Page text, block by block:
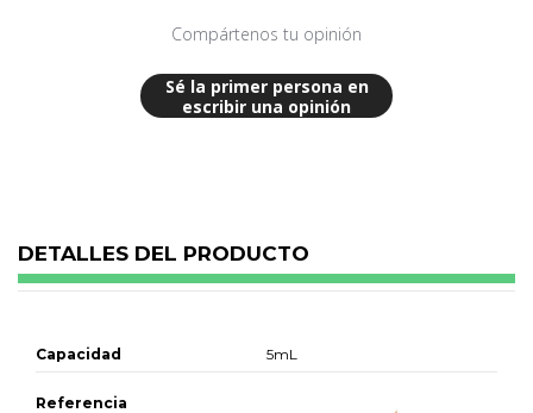
Compártenos tu opinión
Sé la primer persona en
escribir una opinión
DETALLES DEL PRODUCTO
Capacidad 5mL
Referencia